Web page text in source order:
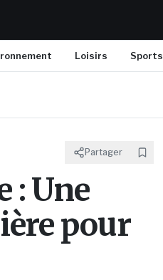
Loisirs Sports
Partager
: Une
pour